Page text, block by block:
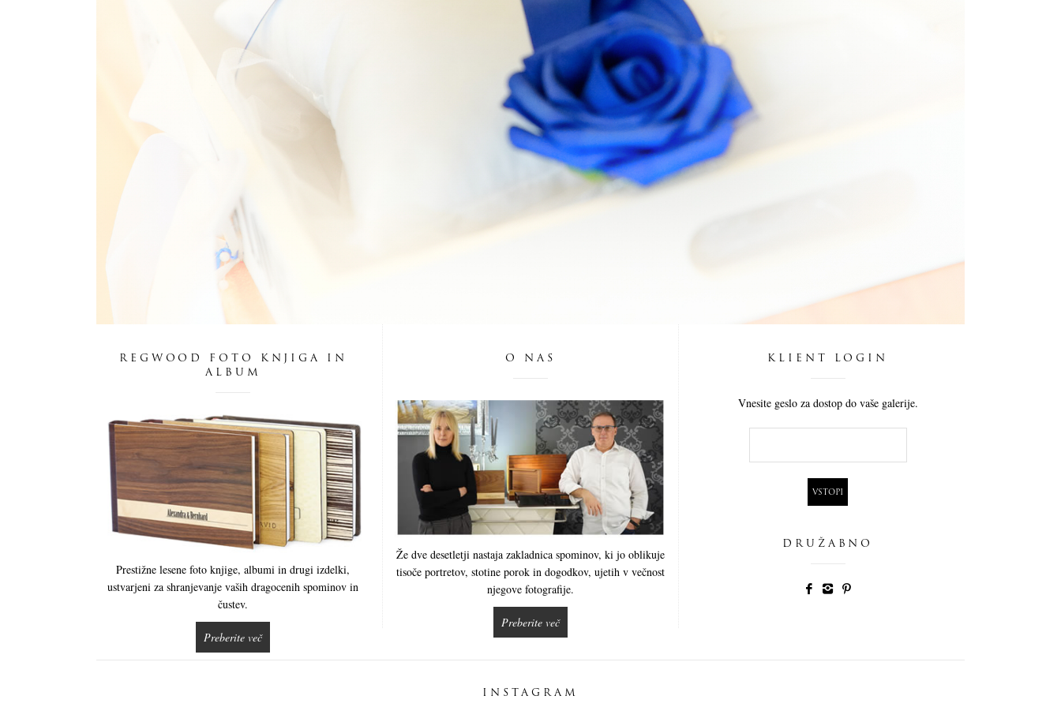
REGWOOD FOTO KNJIGA IN
ALBUM
Prestižne lesene foto knjige, albumi in drugi izdelki,
ustvarjeni za shranjevanje vaših dragocenih spominov in
čustev.
Preberite več
O NAS
Že dve desetletji nastaja zakladnica spominov, ki jo oblikuje
tisoče portretov, stotine porok in dogodkov, ujetih v večnost
njegove fotografije.
Preberite več
KLIENT LOGIN
Vnesite geslo za dostop do vaše galerije.
DRUŽABNO
INSTAGRAM